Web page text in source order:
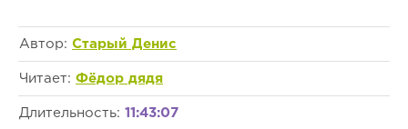
Автор: Старый Денис
Читает: Фёдор дядя
Длительность: 11:43:07